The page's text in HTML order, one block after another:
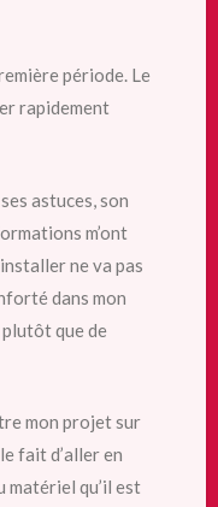
période. Le
rapidement
astuces, son
m’ont
ne va pas
dans mon
plutôt que de
mon projet sur
fait d’aller en
matériel qu’il est